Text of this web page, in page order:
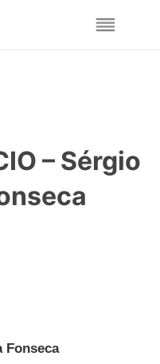
– Sérgio
Fonseca